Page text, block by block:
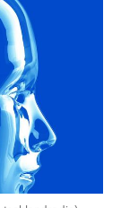
wird wie die
vom Iran